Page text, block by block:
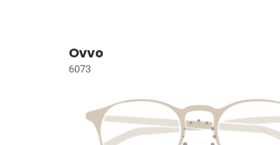
Ovvo
6073